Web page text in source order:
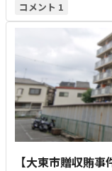
1
【大東市贈収賄